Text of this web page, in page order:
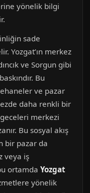
yönelik bilgi
sade
Yozgat’ın merkez
ve Sorgun gibi
Bu
ve pazar
daha renkli bir
merkezi
Bu sosyal akış
bir pazar da
veya iş
ortamda Yozgat
yönelik